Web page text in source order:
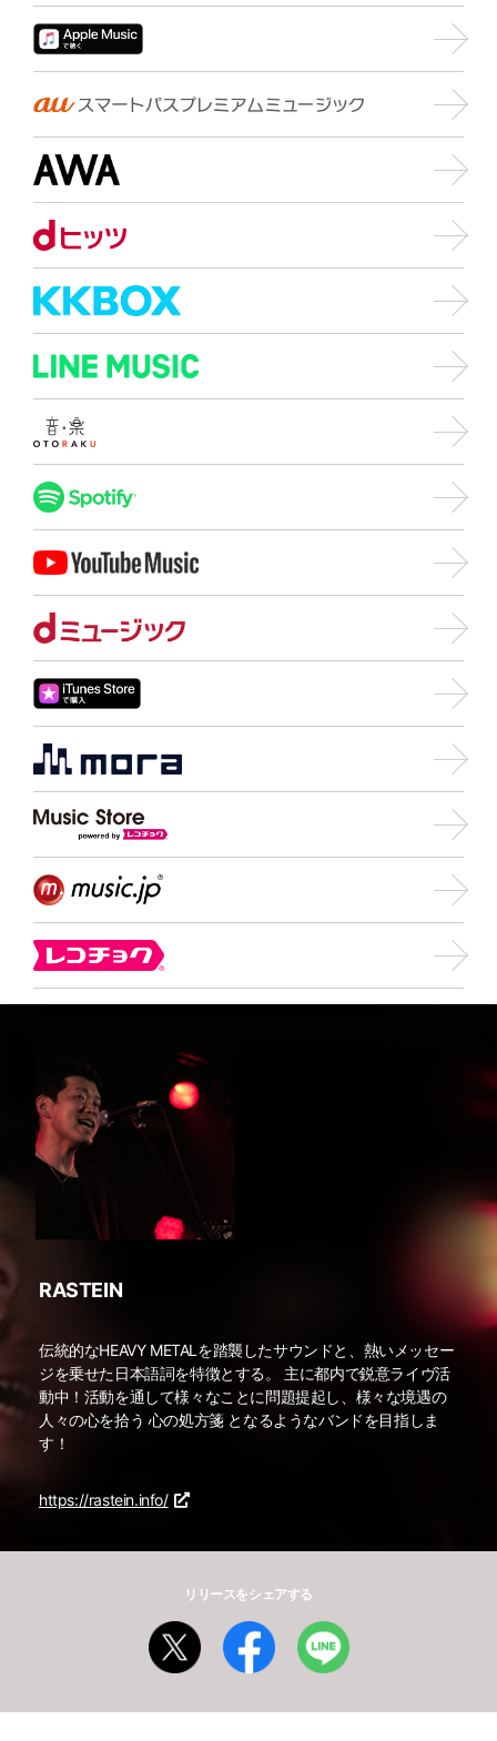
RASTEIN
伝統的なHEAVY METALを踏襲したサウンドと、熱いメッセー
ジを乗せた日本語詞を特徴とする。 主に都内で鋭意ライヴ活
動中！活動を通して様々なことに問題提起し、様々な境遇の
人々の心を拾う 心の処方箋 となるようなバンドを目指しま
す！
https://rastein.info/
リリースをシェアする